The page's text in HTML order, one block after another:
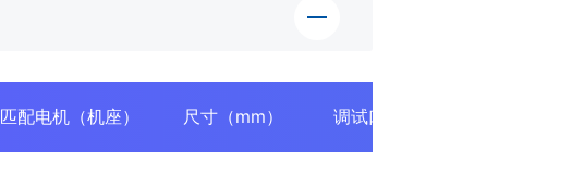
匹配电机（机座） 尺寸（mm） 调试口